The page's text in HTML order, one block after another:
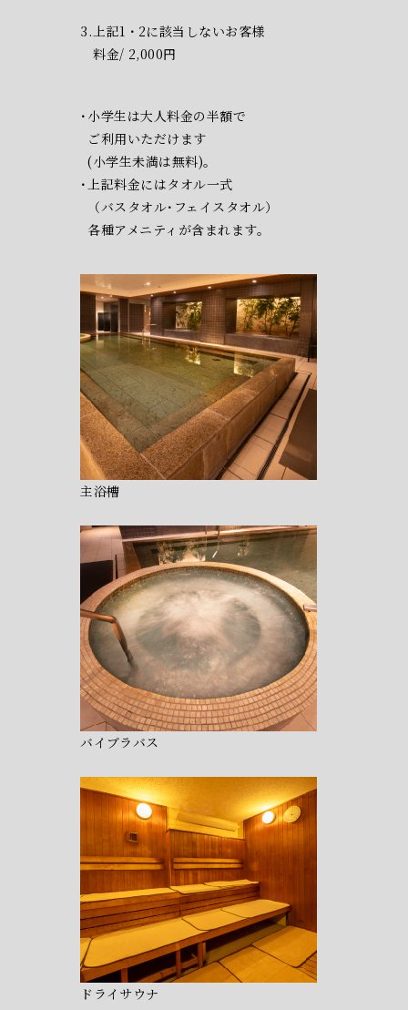
上記1・2に該当しないお客様
料金/ 2,000円
小学生は大人料金の半額で
ご利用いただけます
(小学生未満は無料)。
上記料金にはタオル一式
（バスタオル･フェイスタオル）
各種アメニティが含まれます。
主浴槽
バイブラバス
ドライサウナ